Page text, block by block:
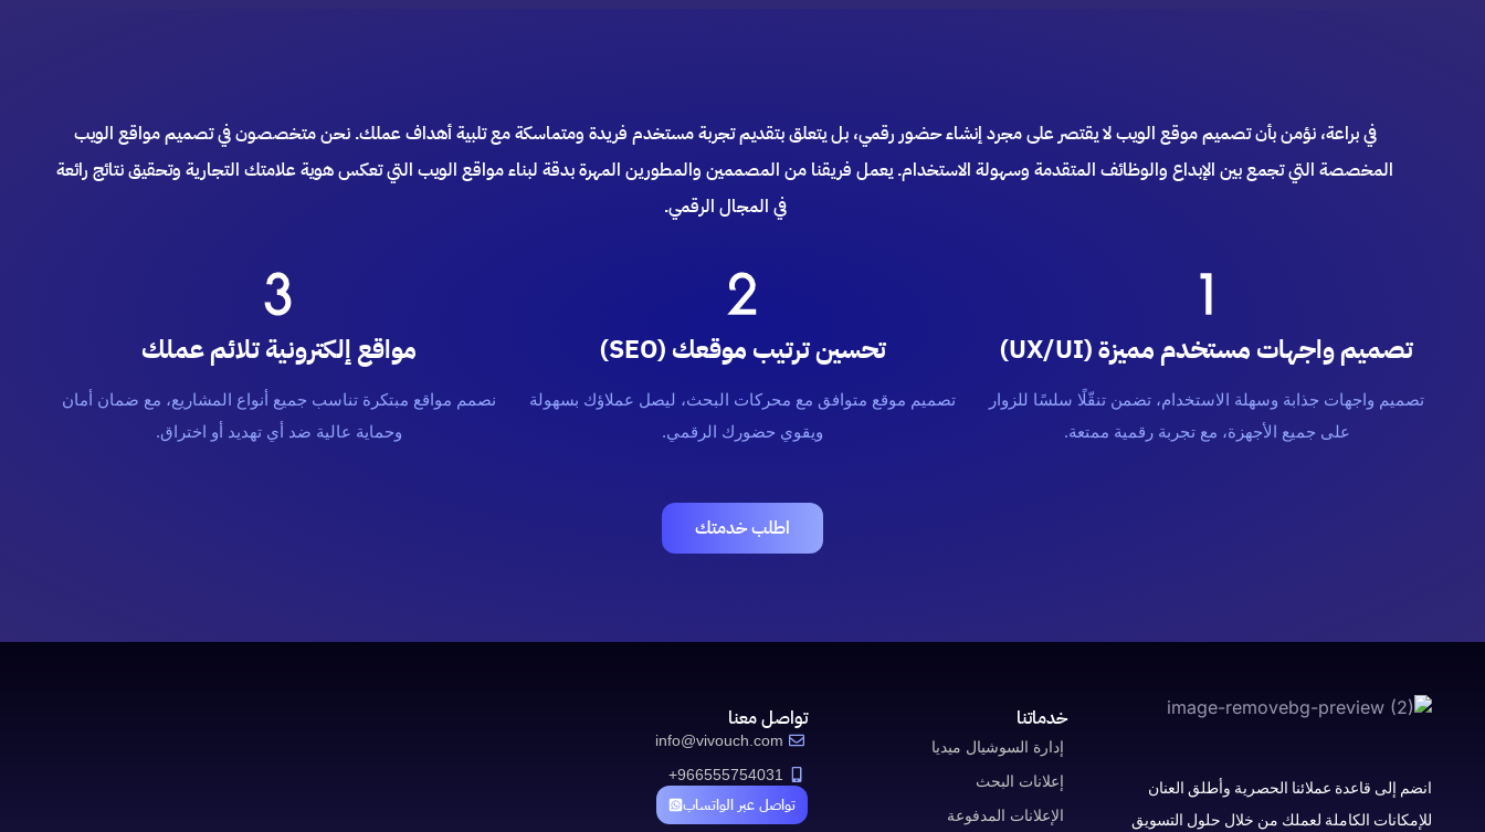
في براعة، نؤمن بأن تصميم موقع الويب لا يقتصر على مجرد إنشاء حضور رقمي، بل يتعلق بتقديم تجربة مستخدم فريدة ومتماسكة مع تلبية أهداف عملك. نحن متخصصون في تصميم مواقع الويب
المخصصة التي تجمع بين الإبداع والوظائف المتقدمة وسهولة الاستخدام. يعمل فريقنا من المصممين والمطورين المهرة بدقة لبناء مواقع الويب التي تعكس هوية علامتك التجارية وتحقيق نتائج رائعة
في المجال الرقمي.
تصميم واجهات مستخدم مميزة (UX/UI)
تصميم واجهات جذابة وسهلة الاستخدام، تضمن تنقّلًا سلسًا للزوار
على جميع الأجهزة، مع تجربة رقمية ممتعة.
تحسين ترتيب موقعك (SEO)
تصميم موقع متوافق مع محركات البحث، ليصل عملاؤك بسهولة
ويقوي حضورك الرقمي.
مواقع إلكترونية تلائم عملك
نصمم مواقع مبتكرة تناسب جميع أنواع المشاريع، مع ضمان أمان
وحماية عالية ضد أي تهديد أو اختراق.
اطلب خدمتك
انضم إلى قاعدة عملائنا الحصرية وأطلق العنان
للإمكانات الكاملة لعملك من خلال حلول التسويق
خدماتنا
إدارة السوشيال ميديا
إعلانات البحث
الإعلانات المدفوعة
تواصل معنا
info@vivouch.com
966555754031+
تواصل عبر الواتساب